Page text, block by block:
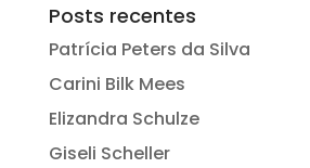
Posts recentes
Patrícia Peters da Silva
Carini Bilk Mees
Elizandra Schulze
Giseli Scheller